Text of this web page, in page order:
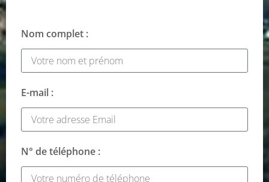
Nom complet :
E-mail :
N° de téléphone :